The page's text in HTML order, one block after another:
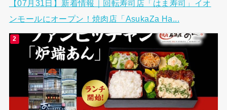
【07月31日】新着情報｜回転寿司店「はま寿司」イオ
ンモールにオープン！焼肉店「AsukaZa Ha...